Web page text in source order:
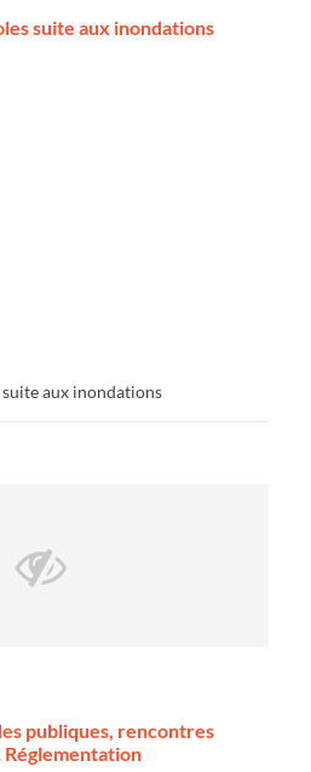
suite aux inondations
aux inondations
publiques, rencontres